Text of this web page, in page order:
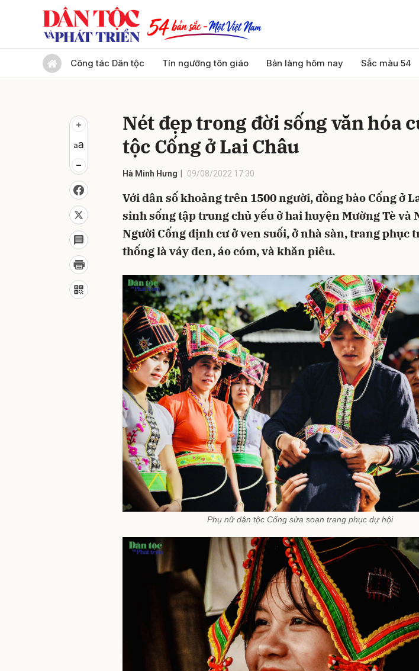
Công tác Dân tộc Tín ngưỡng tôn giáo Bản làng hôm nay Sắc màu 54
Nét đẹp trong đời sống văn hóa
tộc Cống ở Lai Châu
Hà Minh Hưng 09/08/2022 17:30
Với dân số khoảng trên 1500 người, đồng bào Cống ở
sinh sống tập trung chủ yếu ở hai huyện Mường Tè và
Người Cống định cư ở ven suối, ở nhà sàn, trang phục
thống là váy đen, áo cóm, và khăn piêu.
Phụ nữ dân tộc Cống sửa soạn trang phục dự hội
Gửi bình luận